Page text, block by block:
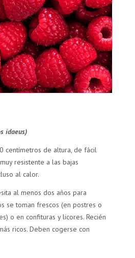
idaeus)
centímetros de altura, de fácil
resistente a las bajas
al calor.
al menos dos años para
se toman frescos (en postres o
o en confituras y licores. Recién
ricos. Deben cogerse con